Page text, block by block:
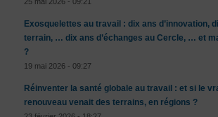
Exosquelettes au travail : dix ans d’innovation,
terrain, … dix ans d’échanges au Cercle, … et
?
19 mai 2026 - 09:27
Réinventer la santé globale au travail : et si le
renouveau venait des terrains, en régions ?